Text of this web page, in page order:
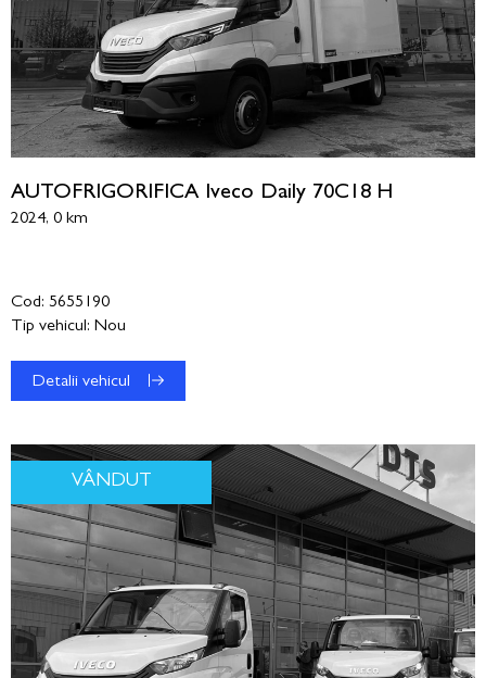
AUTOFRIGORIFICA Iveco Daily 70C18 H
2024, 0 km
Cod: 5655190
Tip vehicul: Nou
Detalii vehicul
VÂNDUT